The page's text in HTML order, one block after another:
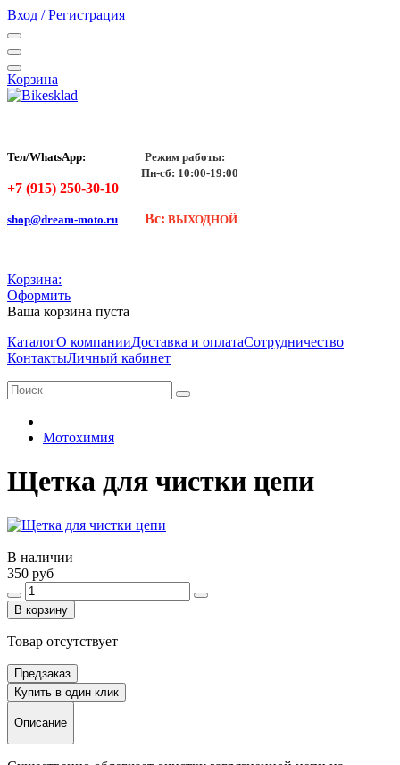
Вход / Регистрация
Корзина
Тел/WhatsApp:
Режим работы:
Пн-сб: 10:00-19:00
+7 (915) 250-30-10
shop@dream-moto.ru Вс: ВЫХОДНОЙ
Корзина:
Оформить
Ваша корзина пуста
КаталогО компанииДоставка и оплатаСотрудничество
КонтактыЛичный кабинет
Мотохимия
Щетка для чистки цепи
В наличии
350 руб
В корзину
Товар отсутствует
Предзаказ
Купить в один клик
Описание